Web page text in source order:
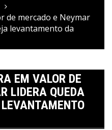
de mercado e Neymar
levantamento da
EM VALOR DE
LIDERA QUEDA